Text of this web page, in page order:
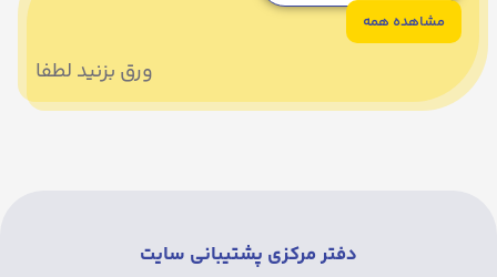
مشاهده همه
ورق بزنید لطفا
دفتر مرکزی پشتیبانی سایت